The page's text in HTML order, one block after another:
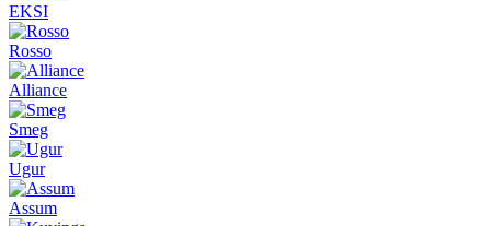
EKSI
Rosso
Alliance
Smeg
Ugur
Assum